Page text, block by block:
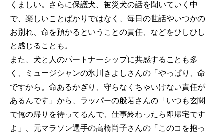
くましい。さらに保護犬、被災犬の話を聞いていく中
で、楽しいことばかりではなく、毎日の世話やいつかの
お別れ、命を預かるということの責任、などをひしひし
と感じることも。
また、犬と人のパートナーシップに共感することも多
く、ミュージシャンの氷川きよしさんの「やっぱり、命
ですから。命あるかぎり、守らなくちゃいけない責任が
あるんです」から、ラッパーの般若さんの「いつも玄関
で俺の帰りを待ってるんで、仕事終わったら即帰宅です
よ」、元マラソン選手の高橋尚子さんの「このコを抱っ